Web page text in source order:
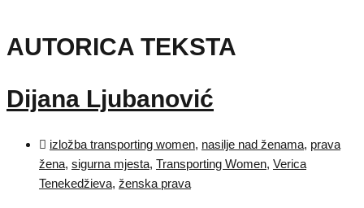
AUTORICA TEKSTA
Dijana Ljubanović
izložba transporting women, nasilje nad ženama, prava
žena, sigurna mjesta, Transporting Women, Verica
Tenekedžieva, ženska prava